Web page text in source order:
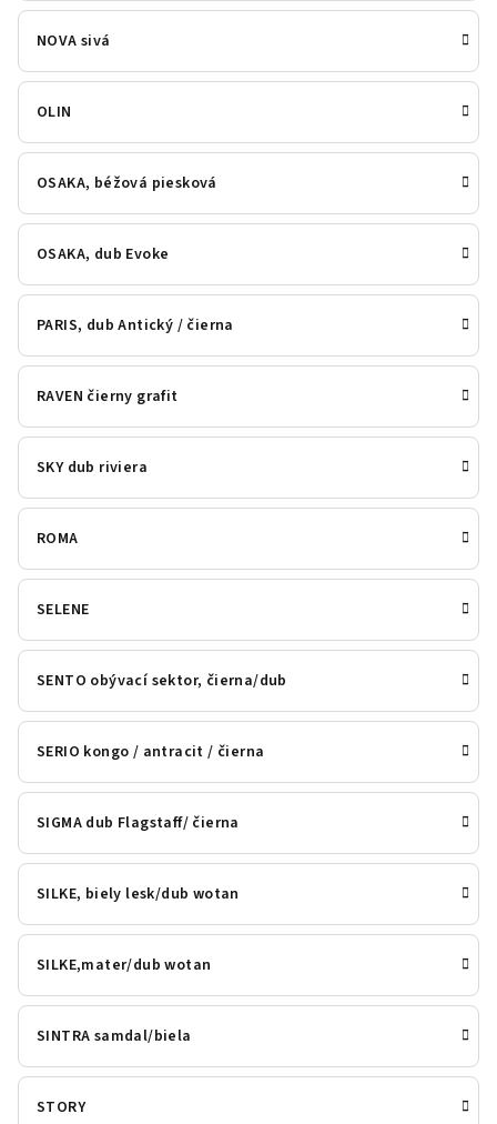
NOVA sivá
OLIN
OSAKA, béžová piesková
OSAKA, dub Evoke
PARIS, dub Antický / čierna
RAVEN čierny grafit
SKY dub riviera
ROMA
SELENE
SENTO obývací sektor, čierna/dub
SERIO kongo / antracit / čierna
SIGMA dub Flagstaff/ čierna
SILKE, biely lesk/dub wotan
SILKE,mater/dub wotan
SINTRA samdal/biela
STORY